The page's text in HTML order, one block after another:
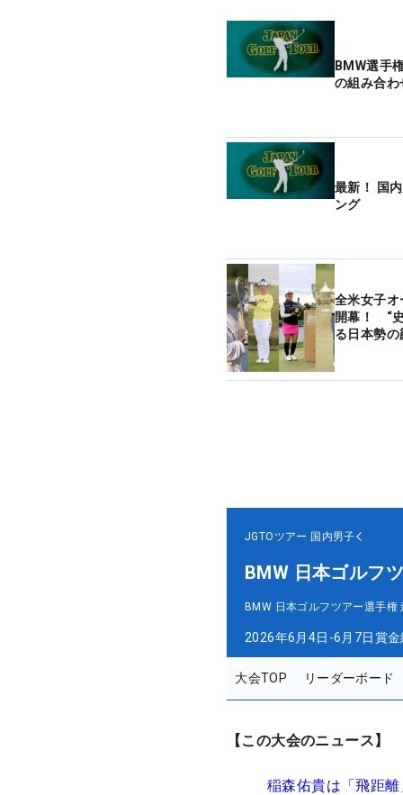
BMW選手
の組み合わ
最新！ 国
ング
全米女子オ
開幕！ “
る日本勢
JGTOツアー 国内男子
BMW 日本ゴルフ
BMW 日本ゴルフツアー選手権
2026年6月4日-6月7日賞
大会TOP リーダーボード
【この大会のニュース】
稲森佑貴は「飛距